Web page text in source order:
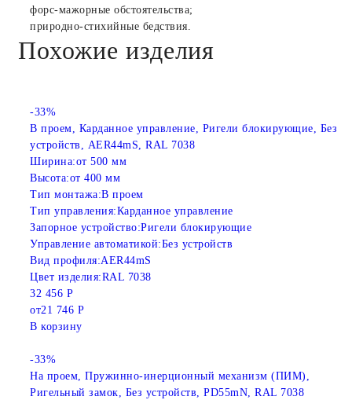
форс-мажорные обстоятельства;
природно-стихийные бедствия.
Похожие изделия
-33%
В проем, Карданное управление, Ригели блокирующие, Без
устройств, AER44mS, RAL 7038
Ширина:от 500 мм
Высота:от 400 мм
Тип монтажа:В проем
Тип управления:Карданное управление
Запорное устройство:Ригели блокирующие
Управление автоматикой:Без устройств
Вид профиля:AER44mS
Цвет изделия:RAL 7038
32 456 Р
от21 746 Р
В корзину
-33%
На проем, Пружинно-инерционный механизм (ПИМ),
Ригельный замок, Без устройств, PD55mN, RAL 7038